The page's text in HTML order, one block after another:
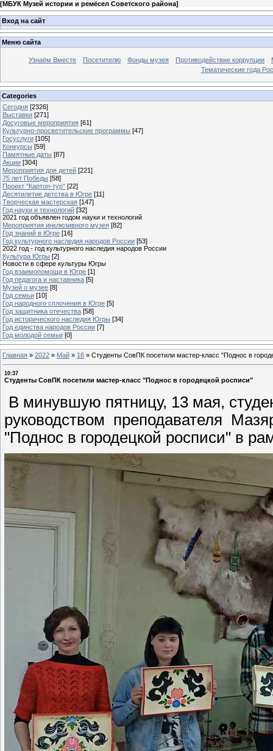
[МБУК Музей истории и ремёсел Советского района]
Вход на сайт
Меню сайта
Узнаём Вместе Посетителю Фонды музея Противодействие коррупции
Тематические года
Categories
Сегодня [2326]
Выставки [271]
Досуговые мероприятия [61]
Культурно-просветительские программы [47]
Госуслуги [105]
Конкурсы [59]
Памятные даты [87]
Акции [304]
Мероприятия для детей [221]
75 лет Победы [58]
Проект "Картоп-тур" [22]
Десятилетие детства в Югре [11]
Творческая мастерская [147]
Год науки и технологий [32]
2021 год объявлен годом науки и технологий
Мероприятия инклюзивного музея [82]
Год знаний в Югре [16]
Год культурного наследия народов России [53]
2022 год - год культурного наследия народов России
Культура Югры [2]
Новости в сфере культуры Югры
Год взаимопомощи в Югре [1]
Год педагога и наставника [5]
Музей о музее [8]
Год семьи [10]
Год народного сплочения в Югре [5]
Год защитника отечества [58]
Год исторического наследия Югры [34]
Год единства народов России [7]
Год молодой семьи [0]
Главная » 2022 » Май » 16 » Студенты СовПК посетили мастер-класс "Поднос в
10:37
Студенты СовПК посетили мастер-класс "Поднос в городецкой росписи"
В минувшую пятницу, 13 мая,
руководством преподавателя
"Поднос в городецкой росписи" в